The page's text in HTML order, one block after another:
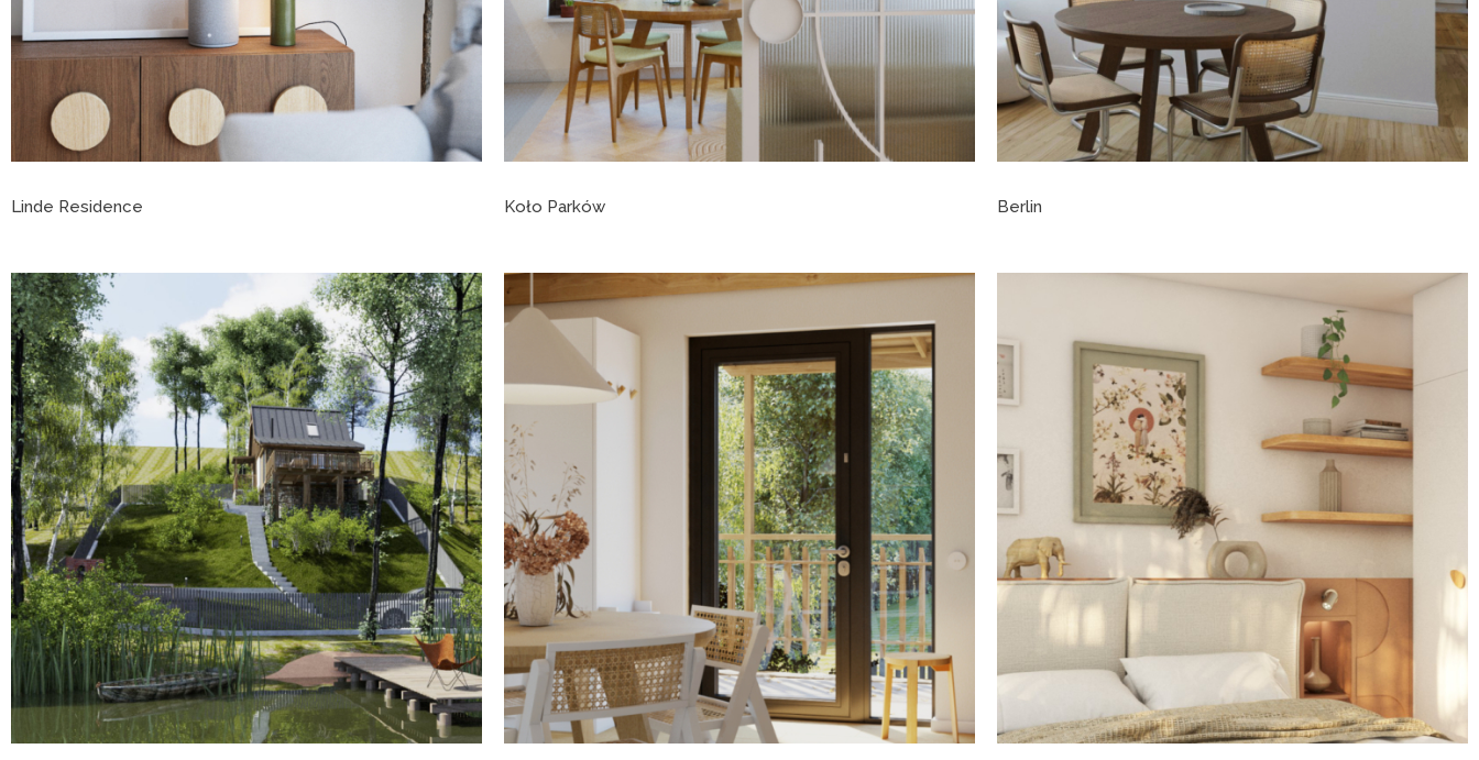
Linde Residence Koło Parków Berlin